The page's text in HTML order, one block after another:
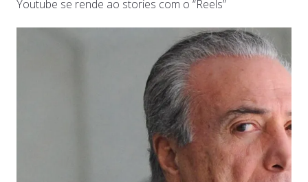
Youtube se rende ao stories com o “Reels”